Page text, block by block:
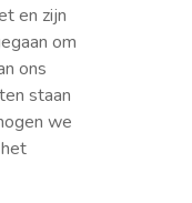
en zijn
om
ons
staan
we